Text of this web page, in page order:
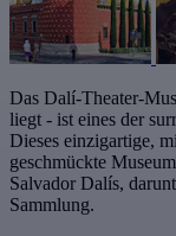
Das Dalí-Theater-
liegt - ist eines der
Dieses einzigartige,
geschmückte
Salvador Dalís,
Sammlung.